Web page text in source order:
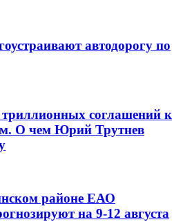
автодорогу по
соглашений к
О чем Юрий Трутнев
районе ЕАО
на 9-12 августа